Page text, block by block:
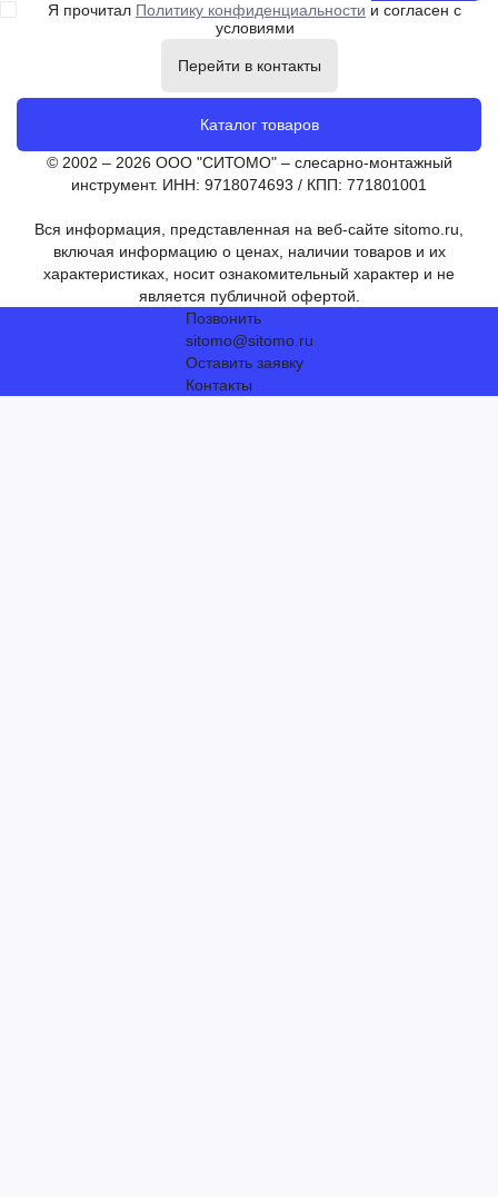
Я прочитал Политику конфиденциальности и согласен с
условиями
Перейти в контакты
Каталог товаров
© 2002 – 2026 ООО "СИТОМО" – слесарно-монтажный
инструмент. ИНН: 9718074693 / КПП: 771801001
Вся информация, представленная на веб-сайте sitomo.ru,
включая информацию о ценах, наличии товаров и их
характеристиках, носит ознакомительный характер и не
является публичной офертой.
Позвонить
sitomo@sitomo.ru
Оставить заявку
Контакты